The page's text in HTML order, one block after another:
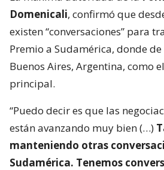
Domenicali, confirmó que
existen “conversaciones” para
Premio a Sudamérica, donde
Buenos Aires, Argentina, como
principal.
“Puedo decir es que las
están avanzando muy bien (…)
manteniendo otras
Sudamérica. Tenemos